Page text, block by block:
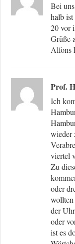
Bei
halb
20 vor
Grüße
Alfons
Prof.
Ich
wieder
viertel
Zu
oder
wollten
der
oder
ist es